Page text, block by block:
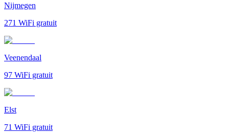
Nijmegen
271 WiFi gratuit
Veenendaal
97 WiFi gratuit
Elst
71 WiFi gratuit